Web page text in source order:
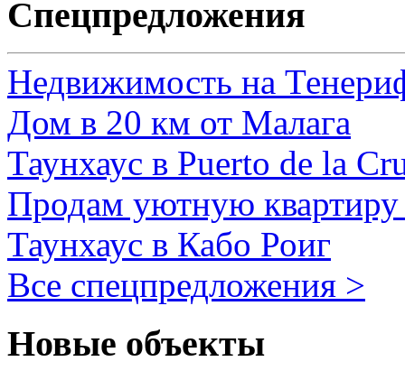
Спецпредложения
Недвижимость на
Дом в 20 км от Малага
Таунхаус в Puerto de la
Продам уютную
Таунхаус в Кабо Роиг
Все спецпредложения >
Новые объекты